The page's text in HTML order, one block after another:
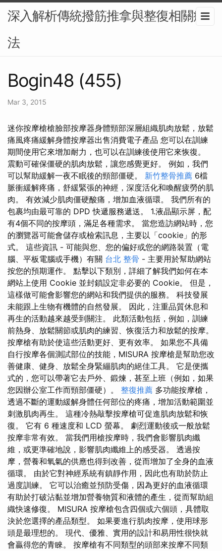
深入解析傳統撥筋推拿與整復相關療
法
Bogin48 (455)
Mar 3, 2015
迷你按摩槍槍臉部按摩器身體頸部深層組織肌肉放鬆，放鬆
痛風疼痛緩解身體按摩器出售消費電子產品 您可以在訓練
期間使用它來增加耐力，也可以在訓練後使用它來恢復。
震動可確保僵硬的肌肉放鬆，讓您感覺更好。 例如，我們
可以幫助緩解一夜不眠後的頸部僵硬。 新竹整骨推薦 6檔
脈衝緩解疼痛，舒緩緊張的神經，深度活化和喚醒疲勞的肌
肉。 有效減少肌肉僵硬酸痛，增加血液循環。 我們所有的
包裹均由最可靠的 DPD 快遞服務遞送。 1.液晶顯示屏，配
有4個不同的按摩頭，滿足各種需求。 當您造訪網站時，您
的瀏覽器可能會儲存或檢索訊息，主要以「cookie」的形
式。 這些資訊 - 可能與您、您的偏好或您的網路裝置（電
腦、平板電腦或手機）有關 台北 整骨 - 主要用於幫助網站
按您的預期運作。 點擊以下類別，詳細了解我們如何在本
網站上使用 Cookie 並封鎖設定非必要的 Cookie。 但是，
這樣做可能會影響您的網站和我們提供的服務。 科技發展
未能跟上生物有機體的自然發展。 因此，注重品質休息和
再生的活動越來越受到關注。 此類活動包括，例如，訓練
前熱身、放鬆關節或肌肉的練習、恢復活力和放鬆的按摩。
按摩槍有助於使這些活動更好、更有效率。 如果您不具備
自行按摩各個測試部位的技能，MISURA 按摩槍是幫助您改
善健康、健身、放鬆全身緊繃肌肉的絕佳工具。 它是便攜
式的，您可以帶著它去戶外、鍛煉，甚至上班（例如，如果
您因辦公室工作而頸部僵硬）。 整復推薦 多功能按摩槍，
透過不斷的運動緩解身體任何部位的疼痛，增加活動範圍並
刺激肌肉再生。 這種冷熱敲擊按摩槍可促進肌肉放鬆和恢
復。 它有 6 種速度和 LCD 螢幕。 劇烈運動後或一般放鬆
按摩非常有效。 當我們用槍按摩時，我們會影響肌肉纖
維，或更準確地說，影響肌肉纖維上的感受器。 透過按
摩，營養和氧氣的供應也得到改善，從而增加了全身的血液
循環。 由於它對神經系統有鎮靜作用，因此也有助於防止
過度訓練。 它可以治癒並預防受傷，因為更好的血液循環
有助於打破沾黏並增加營養物質和液體的產生，從而幫助組
織快速修復。 MISURA 按摩槍包含四個或六個頭，具體取
決於您選擇的產品類型。 如果要進行肌肉按摩，使用球形
頭是最理想的。 現代、優雅、實用的設計和易​​用性很快就
會贏得您的青睞。 按摩槍有不同類型的頭部來按摩不同類